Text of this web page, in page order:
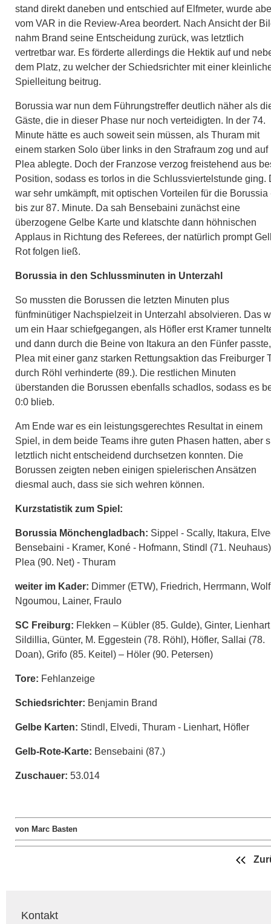
stand direkt daneben und entschied auf Elfmeter, wurde
vom VAR in die Review-Area beordert. Nach Ansicht der
nahm Brand seine Entscheidung zurück, was letztlich
vertretbar war. Es förderte allerdings die Hektik auf und
dem Platz, zu welcher der Schiedsrichter mit einer
Spielleitung beitrug.
Borussia war nun dem Führungstreffer deutlich näher als
Gäste, die in dieser Phase nur noch verteidigten. In der 74.
Minute hätte es auch soweit sein müssen, als Thuram mit
einem starken Solo über links in den Strafraum zog und auf
Plea ablegte. Doch der Franzose verzog freistehend aus
Position, sodass es torlos in die Schlussviertelstunde ging.
war sehr umkämpft, mit optischen Vorteilen für die Borussia
bis zur 87. Minute. Da sah Bensebaini zunächst eine
überzogene Gelbe Karte und klatschte dann höhnischen
Applaus in Richtung des Referees, der natürlich prompt
Rot folgen ließ.
Borussia in den Schlussminuten in Unterzahl
So mussten die Borussen die letzten Minuten plus
fünfminütiger Nachspielzeit in Unterzahl absolvieren. Das
um ein Haar schiefgegangen, als Höfler erst Kramer
und dann durch die Beine von Itakura an den Fünfer
Plea mit einer ganz starken Rettungsaktion das Freiburger
durch Röhl verhinderte (89.). Die restlichen Minuten
überstanden die Borussen ebenfalls schadlos, sodass es
0:0 blieb.
Am Ende war es ein leistungsgerechtes Resultat in einem
Spiel, in dem beide Teams ihre guten Phasen hatten, aber
letztlich nicht entscheidend durchsetzen konnten. Die
Borussen zeigten neben einigen spielerischen Ansätzen
diesmal auch, dass sie sich wehren können.
Kurzstatistik zum Spiel:
Borussia Mönchengladbach: Sippel - Scally, Itakura,
Bensebaini - Kramer, Koné - Hofmann, Stindl (71.
Plea (90. Net) - Thuram
weiter im Kader: Dimmer (ETW), Friedrich, Herrmann,
Ngoumou, Lainer, Fraulo
SC Freiburg: Flekken – Kübler (85. Gulde), Ginter,
Sildillia, Günter, M. Eggestein (78. Röhl), Höfler, Sallai (78.
Doan), Grifo (85. Keitel) – Höler (90. Petersen)
Tore: Fehlanzeige
Schiedsrichter: Benjamin Brand
Gelbe Karten: Stindl, Elvedi, Thuram - Lienhart, Höfler
Gelb-Rote-Karte: Bensebaini (87.)
Zuschauer: 53.014
von Marc Basten
Kontakt